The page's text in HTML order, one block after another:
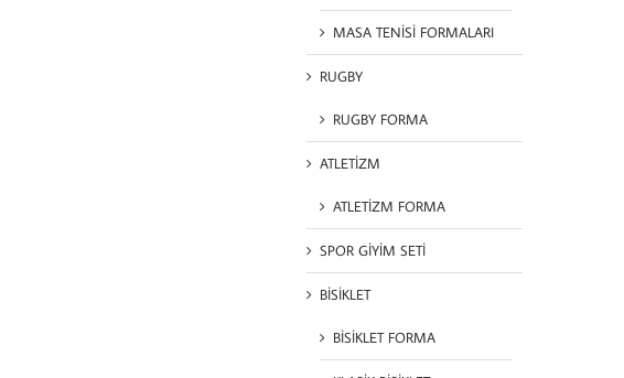
MASA TENİSİ FORMALARI
RUGBY
RUGBY FORMA
ATLETİZM
ATLETİZM FORMA
SPOR GİYİM SETİ
BİSİKLET
BİSİKLET FORMA